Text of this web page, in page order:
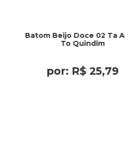
Batom Beijo Doce 02 Ta
To Quindim
por: R$ 25,79